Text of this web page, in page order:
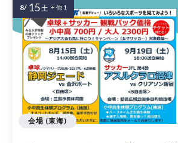
会場 (東海)
8/ 15土 + 他 1